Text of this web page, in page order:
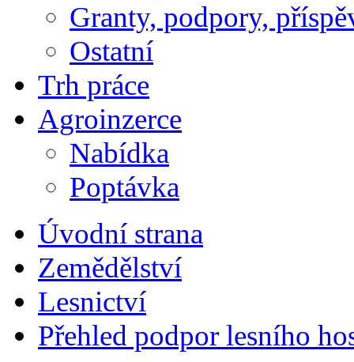
Granty, podpory,
Ostatní
Trh práce
Agroinzerce
Nabídka
Poptávka
Úvodní strana
Zemědělství
Lesnictví
Přehled podpor lesního